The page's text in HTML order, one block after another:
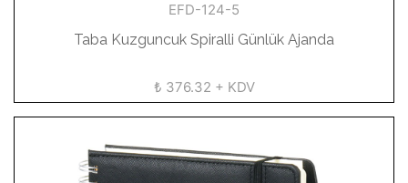
EFD-124-5
Taba Kuzguncuk Spiralli Günlük Ajanda
₺ 376.32 + KDV